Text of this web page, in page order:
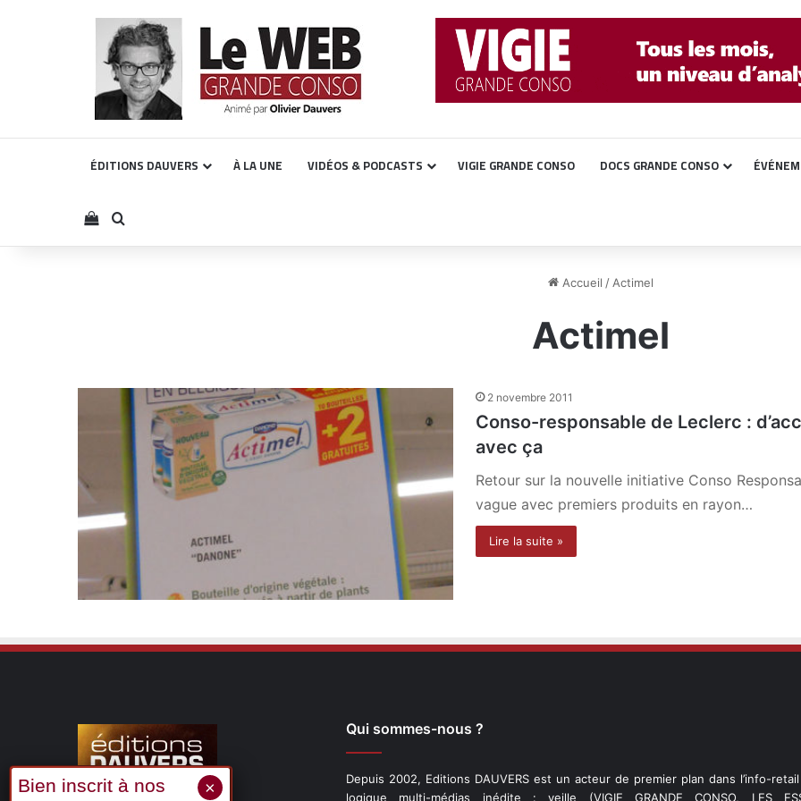
ÉDITIONS DAUVERS À LA UNE VIDÉOS & PODCASTS VIGIE GRANDE CONSO DOCS GRANDE CONSO
Voir votre panier
Rechercher
Accueil / Actimel
Actimel
2 novembre 2011
Conso-responsable de Leclerc :
avec ça
Retour sur la nouvelle initiative Conso
vague avec premiers produits en rayon…
Lire la suite »
Qui sommes-nous ?
Depuis 2002, Editions DAUVERS est un acteur de premier plan dans l’info-
logique multi-médias inédite : veille (VIGIE GRANDE CONSO, LES